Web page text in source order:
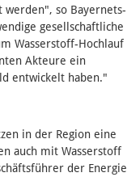
werden", so Bayernets-
gesellschaftliche
Wasserstoff-Hochlauf
Akteure ein
entwickelt haben."
in der Region eine
auch mit Wasserstoff
der Energie